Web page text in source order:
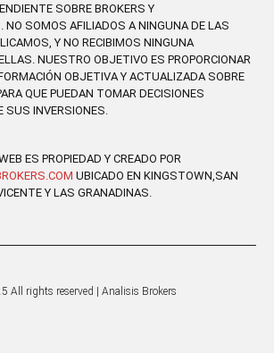
SOBRE BROKERS Y
NO SOMOS AFILIADOS A NINGUNA DE LAS
Y NO RECIBIMOS NINGUNA
NUESTRO OBJETIVO ES PROPORCIONAR
OBJETIVA Y ACTUALIZADA SOBRE
QUE PUEDAN TOMAR DECISIONES
SUS INVERSIONES.
ES PROPIEDAD Y CREADO POR
UBICADO EN KINGSTOWN,SAN
Y LAS GRANADINAS.
All rights reserved | Analisis Brokers